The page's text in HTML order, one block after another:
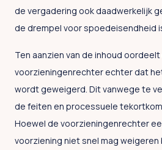
de vergadering ook daadwerkelijk
de drempel voor spoedeisendheid
Ten aanzien van de inhoud oordeelt
voorzieningenrechter echter dat
wordt geweigerd. Dit vanwege te
de feiten en processuele
Hoewel de voorzieningenrechter
voorziening niet snel mag